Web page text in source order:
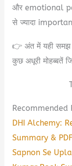
और emotional
से ज्यादा
👉 अंत में यही समझ
कुछ अधूरी मोहब्बतें
Recommended
DHI Alchemy:
Summary &
Sapnon Se